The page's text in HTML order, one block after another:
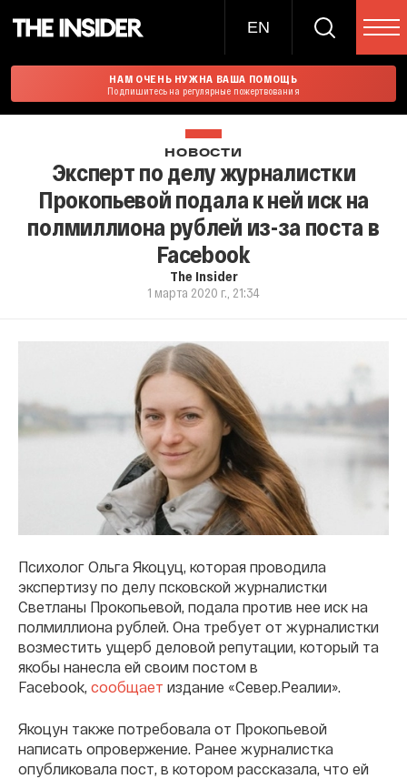
EN
НАМ ОЧЕНЬ НУЖНА ВАША ПОМОЩЬ
Подпишитесь на регулярные пожертвования
НОВОСТИ
Эксперт по делу журналистки
Прокопьевой подала к ней иск на
полмиллиона рублей из-за поста в
Facebook
The Insider
1 марта 2020 г., 21:34
Психолог Ольга Якоцуц, которая проводила
экспертизу по делу псковской журналистки
Светланы Прокопьевой, подала против нее иск на
полмиллиона рублей. Она требует от журналистки
возместить ущерб деловой репутации, который та
якобы нанесла ей своим постом в
Facebook, сообщает издание «Север.Реалии».
Якоцун также потребовала от Прокопьевой
написать опровержение. Ранее журналистка
опубликовала пост, в котором рассказала, что ей